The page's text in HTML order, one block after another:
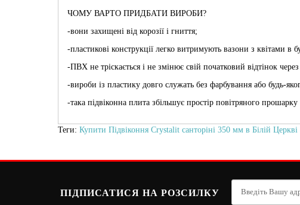
ЧОМУ ВАРТО ПРИДБАТИ ВИРОБИ?
-вони захищені від корозії і гниття;
-пластикові конструкції легко витримують вазони з квітами в
-ПВХ не тріскається і не змінює свій початковий відтінок
-вироби із пластику довго служать без фарбування або будь-
-така підвіконна плита збільшує простір повітряного
Теги: Купити Підвіконня Crystalit санторіні 350 мм в Білій
ПІДПИСАТИСЯ НА РОЗСИЛКУ